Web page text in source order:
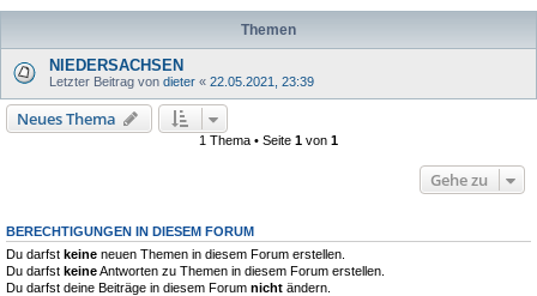
Themen
NIEDERSACHSEN
Letzter Beitrag von dieter « 22.05.2021, 23:39
Neues Thema
1 Thema • Seite 1 von 1
Gehe zu
BERECHTIGUNGEN IN DIESEM FORUM
Du darfst keine neuen Themen in diesem Forum erstellen.
Du darfst keineAntworten zu Themen in diesem Forum erstellen.
Du darfst deine Beiträge in diesem Forum nicht ändern.